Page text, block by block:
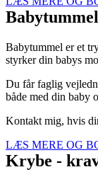
Babytummel
Babytummel er et
styrker din babys
Du får faglig
både med din baby
Kontakt mig, hvis
LÆS MERE OG
Krybe -